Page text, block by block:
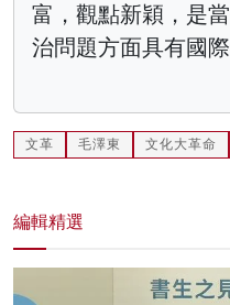
富，觀點新穎，是
治問題方面具有國
文革 毛澤東 文化大革命
編輯精選